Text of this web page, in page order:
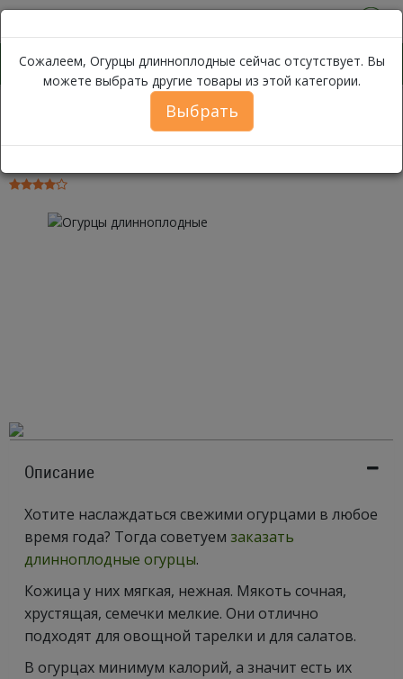
0
Огурцы Огурцы длинноплодные
Сожалеем, Огурцы длинноплодные сейчас отсутствует. Вы
можете выбрать другие товары из этой категории.
Выбрать
Огурцы длинноплодные ~ 500 гр.
Описание
Хотите наслаждаться свежими огурцами в любое
время года? Тогда советуем заказать
длинноплодные огурцы.
Кожица у них мягкая, нежная. Мякоть сочная,
хрустящая, семечки мелкие. Они отлично
подходят для овощной тарелки и для салатов.
В огурцах минимум калорий, а значит есть их